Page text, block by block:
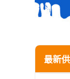
最新